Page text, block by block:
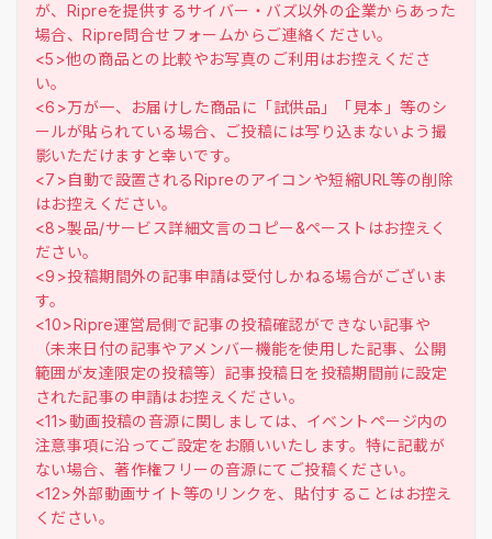
が、Ripreを提供するサイバー・バズ以外の企業からあった
場合、Ripre問合せフォームからご連絡ください。
<5>他の商品との比較やお写真のご利用はお控えくださ
い。
<6>万が一、お届けした商品に「試供品」「見本」等のシ
ールが貼られている場合、ご投稿には写り込まないよう撮
影いただけますと幸いです。
<7>自動で設置されるRipreのアイコンや短縮URL等の削除
はお控えください。
<8>製品/サービス詳細文言のコピー&ペーストはお控えく
ださい。
<9>投稿期間外の記事申請は受付しかねる場合がございま
す。
<10>Ripre運営局側で記事の投稿確認ができない記事や
（未来日付の記事やアメンバー機能を使用した記事、公開
範囲が友達限定の投稿等）記事投稿日を投稿期間前に設定
された記事の申請はお控えください。
<11>動画投稿の音源に関しましては、イベントページ内の
注意事項に沿ってご設定をお願いいたします。特に記載が
ない場合、著作権フリーの音源にてご投稿ください。
<12>外部動画サイト等のリンクを、貼付することはお控え
ください。